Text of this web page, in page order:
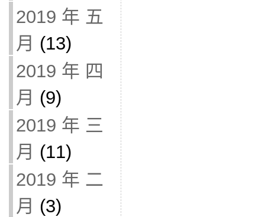
2019 年 五
月 (13)
2019 年 四
月 (9)
2019 年 三
月 (11)
2019 年 二
月 (3)